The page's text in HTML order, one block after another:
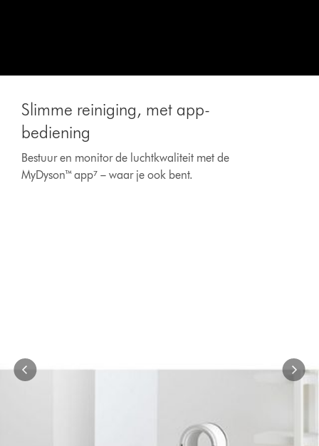
Slimme reiniging, met app-
bediening
Bestuur en monitor de luchtkwaliteit met de
MyDyson™ app⁷ – waar je ook bent.